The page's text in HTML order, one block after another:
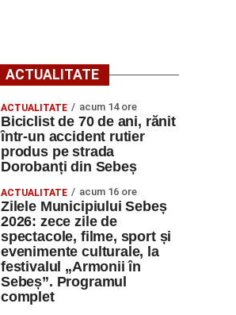
ACTUALITATE
ACTUALITATE acum 14 ore
Biciclist de 70 de ani, rănit
într-un accident rutier
produs pe strada
Dorobanți din Sebeș
ACTUALITATE acum 16 ore
Zilele Municipiului Sebeș
2026: zece zile de
spectacole, filme, sport și
evenimente culturale, la
festivalul „Armonii în
Sebeș”. Programul
complet